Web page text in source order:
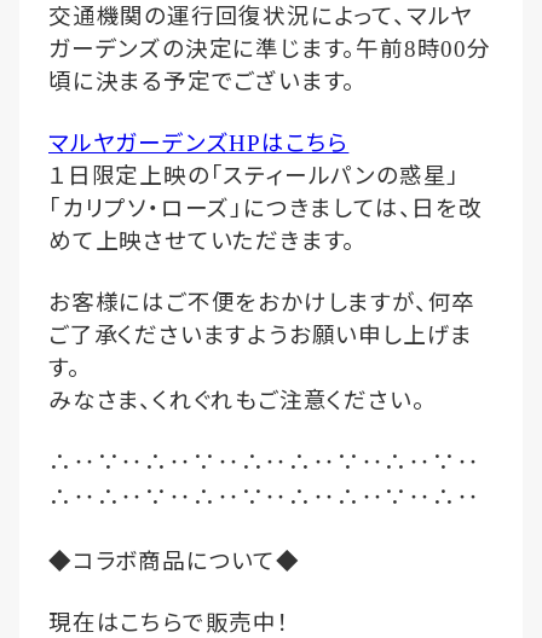
交通機関の運行回復状況によって、マルヤ
ガーデンズの決定に準じます。午前8時00分
頃に決まる予定でございます。
マルヤガーデンズHPはこちら
１日限定上映の「スティールパンの惑星」
「カリプソ・ローズ」につきましては、日を改
めて上映させていただきます。
お客様にはご不便をおかけしますが、何卒
ご了承くださいますようお願い申し上げま
す。
みなさま、くれぐれもご注意ください。
∴ ‥ ∵ ‥ ∴ ‥ ∵ ‥ ∴ ‥ ∴ ‥ ∵ ‥ ∴ ‥ ∵ ‥
∴ ‥ ∴ ‥ ∵ ‥ ∴ ‥ ∵ ‥ ∴ ‥ ∴ ‥ ∵ ‥ ∴ ‥
◆コラボ商品について◆
現在はこちらで販売中！